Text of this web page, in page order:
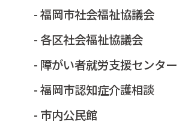
- 福岡市社会福祉協議会
- 各区社会福祉協議会
- 障がい者就労支援センター
- 福岡市認知症介護相談
- 市内公民館